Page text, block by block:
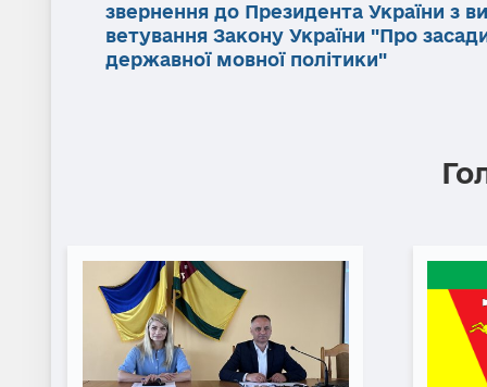
звернення до Президента України з
ветування Закону України "Про
державної мовної політики"